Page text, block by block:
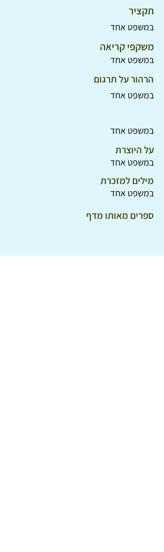
תקציר
במשפט אחד
משקפי קריאה
במשפט אחד
הרהור על תרגום
במשפט אחד
במשפט אחד
על היוצרת
במשפט אחד
מילים למזכרת
במשפט אחד
ספרים מאותו מדף